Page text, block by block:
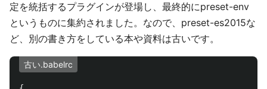
定を統括するプラグインが登場し、最終的にpreset-env
というものに集約されました。なので、preset-es2015な
ど、別の書き方をしている本や資料は古いです。
古い.babelrc